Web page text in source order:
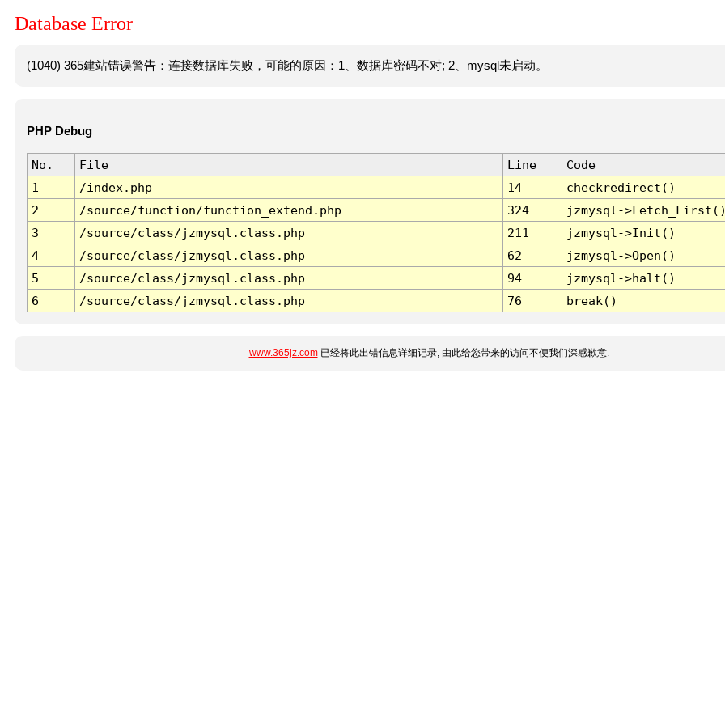
Database Error
(1040) 365建站错误警告：连接数据库失败，可能的原因：1、数据库密码不对; 2、mysql未启动。
PHP Debug
No. File Line
Code
1
/index.php 14
checkredirect()
2
/source/function/function_extend.php 324
jzmysql-
3
/source/class/jzmysql.class.php 211
jzmysql->Init()
4
/source/class/jzmysql.class.php 62
jzmysql->Open()
5
/source/class/jzmysql.class.php 94
jzmysql->halt()
6
/source/class/jzmysql.class.php 76 break()
www.365jz.com已经将此出错信息详细记录, 由此给您带来的访问不便我们深感歉意.